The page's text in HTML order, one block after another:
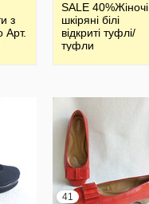
з
Арт.
SALE 40%Жіночі
шкіряні білі
відкриті туфлі/
туфли
41